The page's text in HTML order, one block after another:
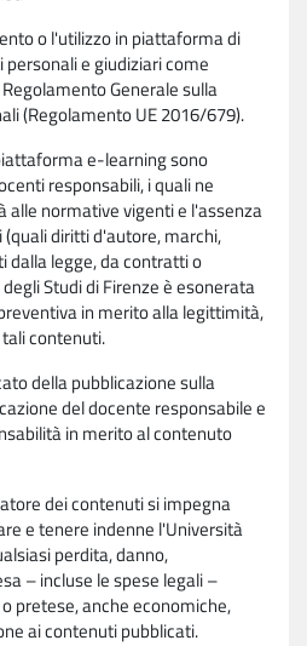
o l'utilizzo in piattaforma di
e giudiziari come
Generale sulla
(Regolamento UE 2016/679).
e-learning sono
responsabili, i quali ne
alle normative vigenti e l'assenza
diritti d'autore, marchi,
legge, da contratti o
Studi di Firenze è esonerata
in merito alla legittimità,
contenuti.
della pubblicazione sulla
del docente responsabile e
in merito al contenuto
dei contenuti si impegna
e tenere indenne l'Università
perdita, danno,
– incluse le spese legali –
pretese, anche economiche,
ai contenuti pubblicati.